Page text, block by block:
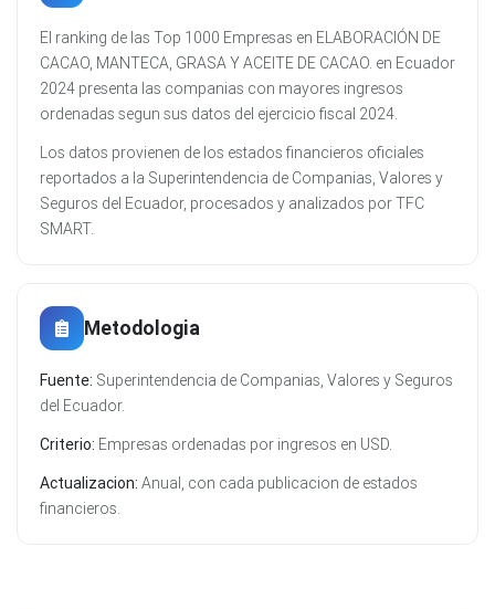
El ranking de las Top 1000 Empresas en ELABORACIÓN DE
CACAO, MANTECA, GRASA Y ACEITE DE CACAO. en Ecuador
2024 presenta las companias con mayores ingresos
ordenadas segun sus datos del ejercicio fiscal 2024.
Los datos provienen de los estados financieros oficiales
reportados a la Superintendencia de Companias, Valores y
Seguros del Ecuador, procesados y analizados por TFC
SMART.
Metodologia
Fuente: Superintendencia de Companias, Valores y Seguros
del Ecuador.
Criterio: Empresas ordenadas por ingresos en USD.
Actualizacion: Anual, con cada publicacion de estados
financieros.